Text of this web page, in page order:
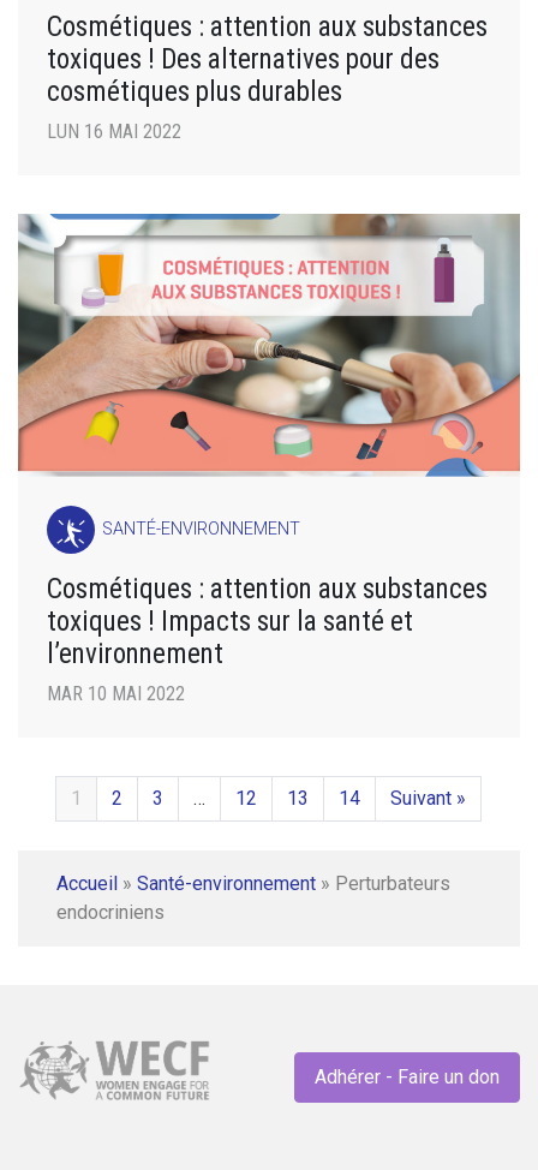
Cosmétiques : attention aux substances
toxiques ! Des alternatives pour des
cosmétiques plus durables
LUN 16 MAI 2022
SANTÉ-ENVIRONNEMENT
Cosmétiques : attention aux substances
toxiques ! Impacts sur la santé et
l’environnement
MAR 10 MAI 2022
1 2 3 … 12 13 14 Suivant »
Accueil » Santé-environnement » Perturbateurs
endocriniens
Adhérer - Faire un don